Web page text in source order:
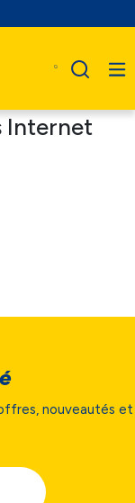
Internet
nouveautés et